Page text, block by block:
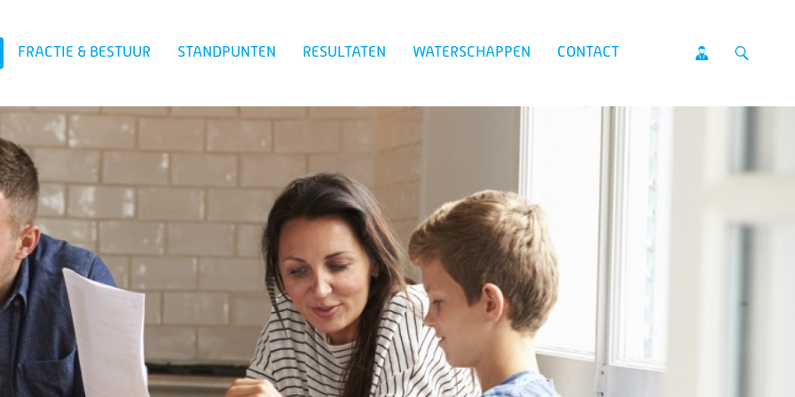
FRACTIE & BESTUUR STANDPUNTEN RESULTATEN WATERSCHAPPEN CONTACT